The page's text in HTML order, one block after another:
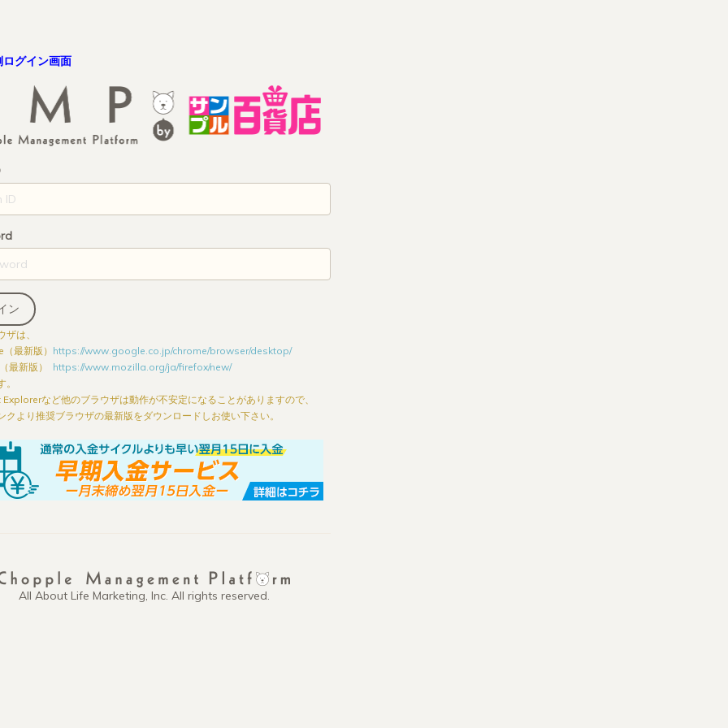
グイン画面
ン
ザは、
最新版） https://www.google.co.jp/chrome/browser/desktop/
最新版）
https://www.mozilla.org/ja/firefox/new/
など他のブラウザは動作が不安定になることがありますので、
クより推奨ブラウザの最新版をダウンロードしお使い下さい。
All About Life Marketing, Inc. All rights reserved.